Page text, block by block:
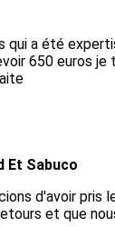
qui a été
650 euros
Et Sabuco
d'avoir pris
et que